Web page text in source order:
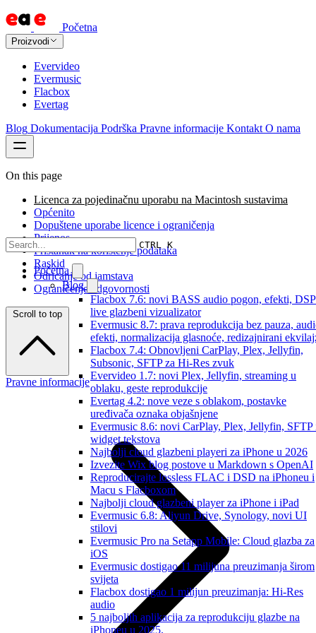
Početna
Proizvodi
Evervideo
Evermusic
Flacbox
Evertag
Blog Dokumentacija Podrška Pravne informacije Kontakt O nama
CTRL K
Početna
Blog
Flacbox 7.6: novi BASS audio pogon, efekti,
live glazbeni vizualizator
Evermusic 8.7: prava reprodukcija bez pauza,
efekti, normalizacija glasnoće, redizajnirani
Flacbox 7.4: Obnovljeni CarPlay, Plex, Jellyfin,
Subsonic, SFTP za Hi-Res zvuk
Evervideo 1.7: novi Plex, Jellyfin, streaming u
oblaku, geste reprodukcije
Evertag 4.2: nove veze s oblakom, postavke
uređivača oznaka objašnjene
Evermusic 8.6: novi CarPlay, Plex, Jellyfin, SFTP
widget tekstova
Najbolji cloud glazbeni playeri za iPhone u 2026
Izvezite Wix blog postove u Markdown s OpenAI
Reproducirajte lossless FLAC i DSD na iPhoneu i
Macu s Flacboxom
Najbolji cloud glazbeni player za iPhone i iPad
Evermusic 6.8: Aliyun Drive, Synology, novi UI
stilovi
Evermusic Pro na Setapp Mobile: Cloud glazba za
iOS
Evermusic dostigao 11 milijuna preuzimanja širom
svijeta
Flacbox dostigao 1 milijun preuzimanja: Hi-Res
audio
5 najboljih aplikacija za reprodukciju glazbe na
iPhoneu u 2025.
On this page
Licenca za pojedinačnu uporabu na Macintosh sustavima
Općenito
Dopuštene uporabe licence i ograničenja
Prijenos
Pristanak na korištenje podataka
Raskid
Odricanje od jamstava
Ograničenje odgovornosti
Scroll to top
Pravne informacije